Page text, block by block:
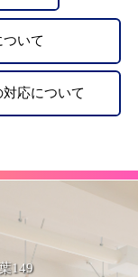
いて
応について
149